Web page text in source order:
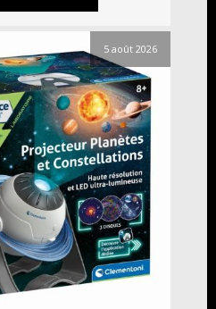
5 août 2026